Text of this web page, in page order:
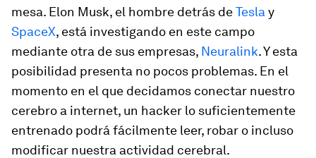
mesa. Elon Musk, el hombre detrás deTesla y
SpaceX, está investigando en este campo
mediante otra de sus empresas, Neuralink. Y esta
posibilidad presenta no pocos problemas. En el
momento en el que decidamos conectar nuestro
cerebro a internet, un hacker lo suficientemente
entrenado podrá fácilmente leer, robar o incluso
modificar nuestra actividad cerebral.